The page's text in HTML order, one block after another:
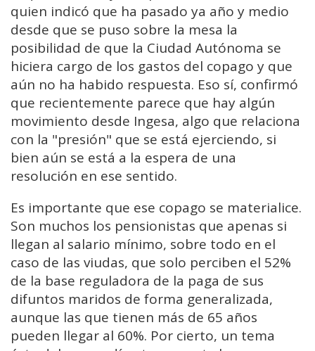
quien indicó que ha pasado ya año y medio
desde que se puso sobre la mesa la
posibilidad de que la Ciudad Autónoma se
hiciera cargo de los gastos del copago y que
aún no ha habido respuesta. Eso sí, confirmó
que recientemente parece que hay algún
movimiento desde Ingesa, algo que relaciona
con la "presión" que se está ejerciendo, si
bien aún se está a la espera de una
resolución en ese sentido.
Es importante que ese copago se materialice.
Son muchos los pensionistas que apenas si
llegan al salario mínimo, sobre todo en el
caso de las viudas, que solo perciben el 52%
de la base reguladora de la paga de sus
difuntos maridos de forma generalizada,
aunque las que tienen más de 65 años
pueden llegar al 60%. Por cierto, un tema